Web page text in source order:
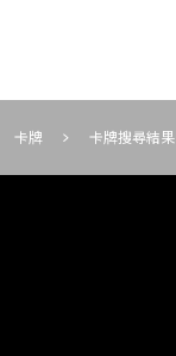
卡牌 卡牌搜尋結果